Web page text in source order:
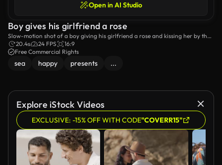
Open in AI Studio
Boy gives his girlfriend a rose
Slow-motion shot of a boy giving his girlfriend a rose and kissing her by the
sea.20.4s 24 FPS
16:9
Free Commercial Rights
sea happy presents ...
Explore iStock Videos
EXCLUSIVE: -15% OFF WITH CODE"COVERR15"